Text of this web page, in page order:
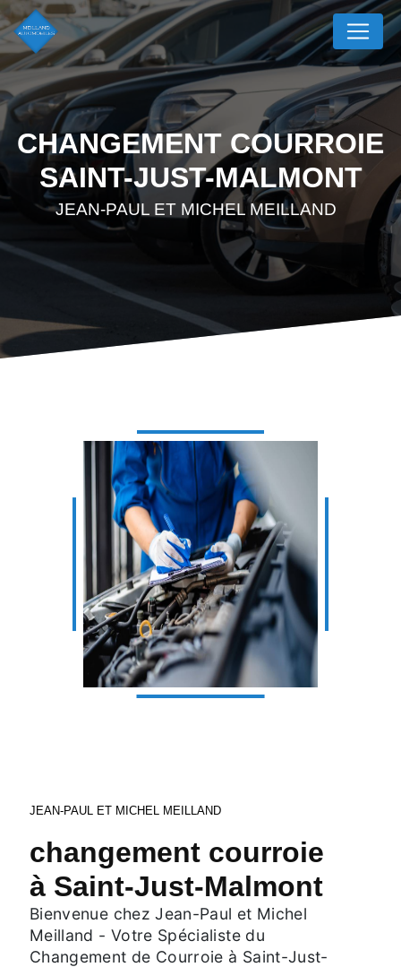
CHANGEMENT COURROIE
SAINT-JUST-MALMONT
JEAN-PAUL ET MICHEL MEILLAND
JEAN-PAUL ET MICHEL MEILLAND
changement courroie
à Saint-Just-Malmont
Bienvenue chez Jean-Paul et Michel
Meilland - Votre Spécialiste du
Changement de Courroie à Saint-Just-
Panneau de gestion des cookies